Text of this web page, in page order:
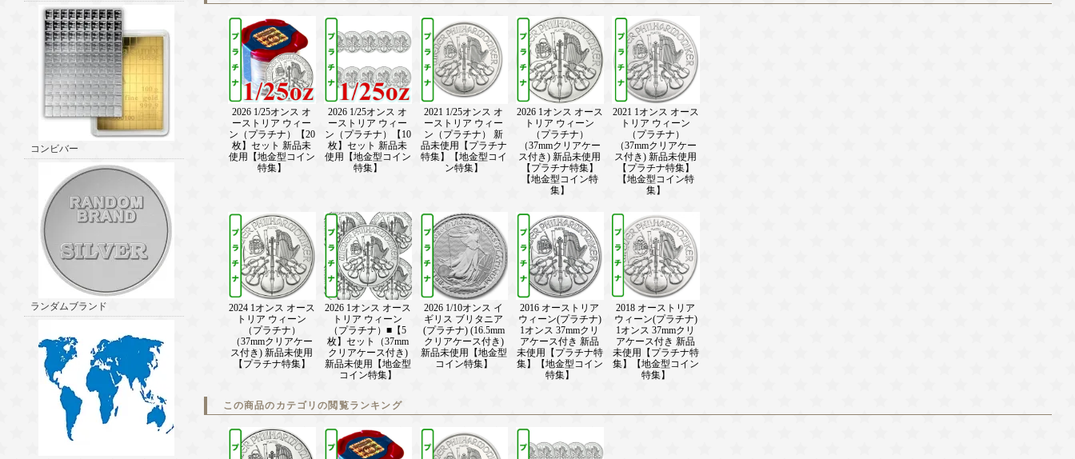
コンビバー
ランダムブランド
2026 1/25オンス オ
ーストリア ウィー
ン（プラチナ）【20
枚】セット 新品未
使用【地金型コイン
特集】
2026 1/25オンス オ
ーストリア ウィー
ン（プラチナ）【10
枚】セット 新品未
使用【地金型コイン
特集】
2021 1/25オンス オ
ーストリア ウィー
ン（プラチナ） 新
品未使用【プラチナ
特集】【地金型コイ
ン特集】
2026 1オンス オース
トリア ウィーン
（プラチナ）
（37mmクリアケー
ス付き) 新品未使用
【プラチナ特集】
【地金型コイン特
集】
2021 1オンス オース
トリア ウィーン
（プラチナ）
（37mmクリアケー
ス付き) 新品未使用
【プラチナ特集】
【地金型コイン特
集】
2024 1オンス オース
トリア ウィーン
（プラチナ）
（37mmクリアケー
ス付き) 新品未使用
【プラチナ特集】
2026 1オンス オース
トリア ウィーン
（プラチナ）■【5
枚】セット（37mm
クリアケース付き)
新品未使用【地金型
コイン特集】
2026 1/10オンス イ
ギリス ブリタニア
(プラチナ) (16.5mm
クリアケース付き)
新品未使用【地金型
コイン特集】
2016 オーストリア
ウィーン(プラチナ)
1オンス 37mmクリ
アケース付き 新品
未使用【プラチナ特
集】【地金型コイン
特集】
2018 オーストリア
ウィーン(プラチナ)
1オンス 37mmクリ
アケース付き 新品
未使用【プラチナ特
集】【地金型コイン
特集】
この商品のカテゴリの閲覧ランキング